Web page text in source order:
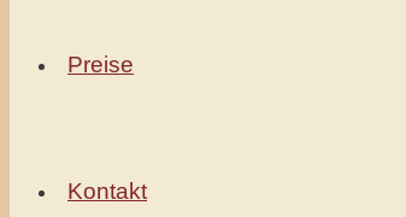
Preise
Kontakt